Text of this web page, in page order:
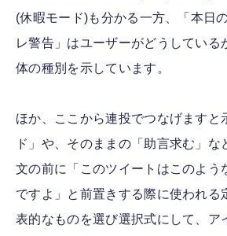
(休暇モード)も分かる一方、「本日
レ警告」はユーザーがどうしている
体の種別を示しています。
ほか、ここから連投でつなげますと
ド」や、そのままの「助言求む」な
文の前に「このツイートはこのよう
ですよ」と前置きする際に使われる
表的なものを選び選択式にして、ア